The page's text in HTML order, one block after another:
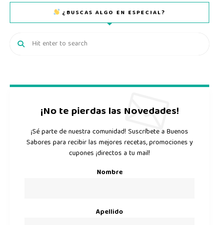
¿BUSCAS ALGO EN ESPECIAL?
¡No te pierdas las Novedades!
¡Sé parte de nuestra comunidad! Suscríbete a Buenos
Sabores para recibir las mejores recetas, promociones y
cupones ¡directos a tu mail!
Nombre
Apellido